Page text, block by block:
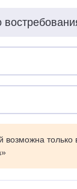
возможна